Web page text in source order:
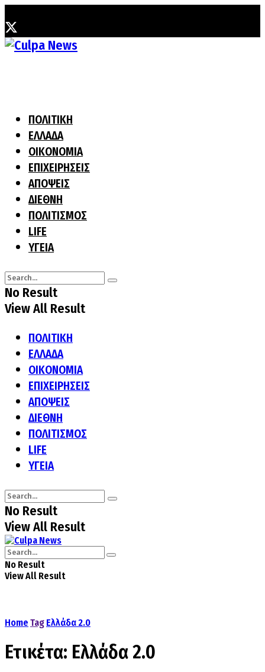
ΠΟΛΙΤΙΚΗ
ΕΛΛΑΔΑ
ΟΙΚΟΝΟΜΙΑ
ΕΠΙΧΕΙΡΗΣΕΙΣ
ΑΠΟΨΕΙΣ
ΔΙΕΘΝΗ
ΠΟΛΙΤΙΣΜΟΣ
LIFE
ΥΓΕΙΑ
No Result
View All Result
ΠΟΛΙΤΙΚΗ
ΕΛΛΑΔΑ
ΟΙΚΟΝΟΜΙΑ
ΕΠΙΧΕΙΡΗΣΕΙΣ
ΑΠΟΨΕΙΣ
ΔΙΕΘΝΗ
ΠΟΛΙΤΙΣΜΟΣ
LIFE
ΥΓΕΙΑ
No Result
View All Result
No Result
View All Result
Home Tag Ελλάδα 2.0
Ετικέτα: Ελλάδα 2.0